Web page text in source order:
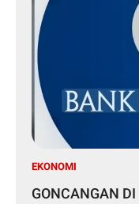
EKONOMI
GONCANGAN